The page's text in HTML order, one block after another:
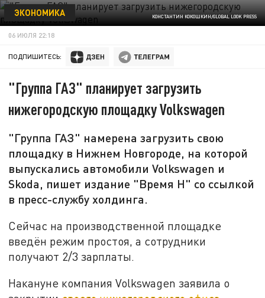
КОНСТАНТИН КОКОШКИН/GLOBAL LOOK PRESS
ЭКОНОМИКА
06 ИЮЛЯ 22:18
ПОДПИШИТЕСЬ:
"Группа ГАЗ" планирует загрузить
нижегородскую площадку Volkswagen
"Группа ГАЗ" намерена загрузить свою
площадку в Нижнем Новгороде, на которой
выпускались автомобили Volkswagen и
Skoda, пишет издание "Время Н" со ссылкой
в пресс-службу холдинга.
Сейчас на производственной площадке
введён режим простоя, а сотрудники
получают 2/3 зарплаты.
Накануне компания Volkswagen заявила о